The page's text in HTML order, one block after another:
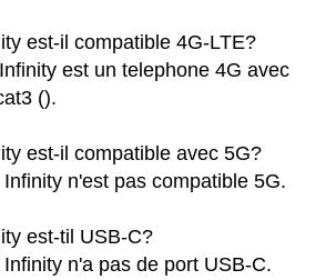
est-il compatible 4G-LTE?
est un telephone 4G avec
().
est-il compatible avec 5G?
n'est pas compatible 5G.
est-til USB-C?
n'a pas de port USB-C.